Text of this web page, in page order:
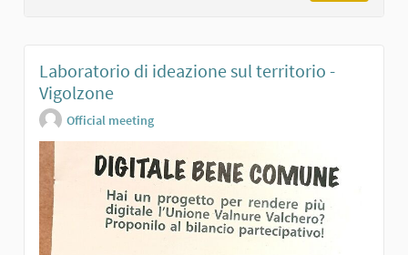
Laboratorio di ideazione sul territorio -
Vigolzone
Official meeting